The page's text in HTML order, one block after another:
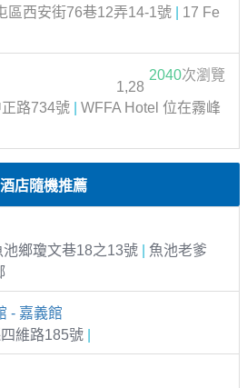
區西安街76巷12弄14-1號
17 Fe
2040次瀏覽
1,28
路734號
WFFA Hotel 位在霧峰
酒店隨機推薦
池鄉瓊文巷18之13號
魚池老爹
- 嘉義館
維路185號